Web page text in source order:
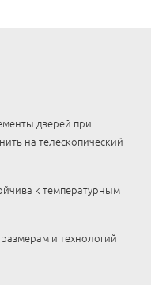
дверей при
на телескопический
к температурным
и технологий